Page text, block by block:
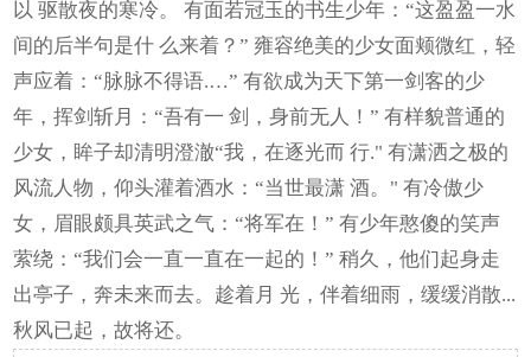
以 驱散夜的寒冷。 有面若冠玉的书生少年：“这盈盈一水
间的后半句是什 么来着？” 雍容绝美的少女面颊微红，轻
声应着：“脉脉不得语.…” 有欲成为天下第一剑客的少
年，挥剑斩月：“吾有一 剑，身前无人！” 有样貌普通的
少女，眸子却清明澄澈“我，在逐光而 行." 有潇洒之极的
风流人物，仰头灌着酒水：“当世最潇 酒。" 有冷傲少
女，眉眼颇具英武之气：“将军在！” 有少年憨傻的笑声
萦绕：“我们会一直一直在一起的！” 稍久，他们起身走
出亭子，奔未来而去。趁着月 光，伴着细雨，缓缓消散...
秋风已起，故将还。